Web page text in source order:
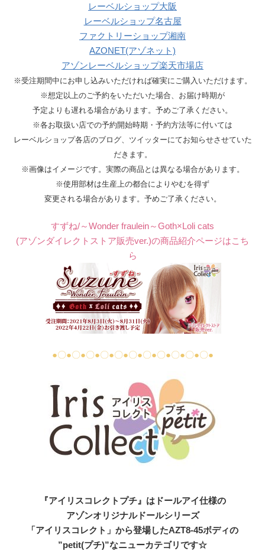
レーベルショップ大阪
レーベルショップ名古屋
ファクトリーショップ湘南
AZONET(アゾネット)
アゾンレーベルショップ楽天市場店
※受注期間中にお申し込みいただければ確実にご購入いただけます。
※想定以上のご予約をいただいた場合、お届け時期が
予定よりも遅れる場合があります。予めご了承ください。
※各お取扱い店での予約開始時期・予約方法等に付いては
レーベルショップ各店のブログ、ツイッターにてお知らせさせていた
だきます。
※画像はイメージです。実際の商品とは異なる場合があります。
※使用部材は生産上の都合によりやむを得ず
変更される場合があります。予めご了承ください。
すずね/～Wonder fraulein～Goth×Loli cats
(アゾンダイレクトストア販売ver.)の商品紹介ページはこち
ら
●〇●〇●〇●〇●〇●〇●〇●〇●〇●〇●〇●
『アイリスコレクトプチ』はドールアイ仕様の
アゾンオリジナルドールシリーズ
「アイリスコレクト」から登場したAZT8-45ボディの
”petit(プチ)”なニューカテゴリです☆